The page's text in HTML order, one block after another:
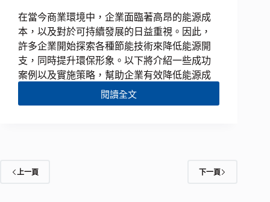
在當今商業環境中，企業面臨著高昂的能源成
本，以及對於可持續發展的日益重視。因此，
許多企業開始探索各種節能技術來降低能源開
支，同時提升環保形象。以下將介紹一些成功
案例以及實施策略，幫助企業有效降低能源成
閱讀全文
上一頁 下一頁